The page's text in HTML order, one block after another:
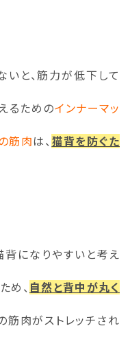
と、筋力が低下して
るためのインナーマッ
筋肉は、 猫背を防ぐた
になりやすいと考え
め、 自然と背中が丸く
筋肉がストレッチされ